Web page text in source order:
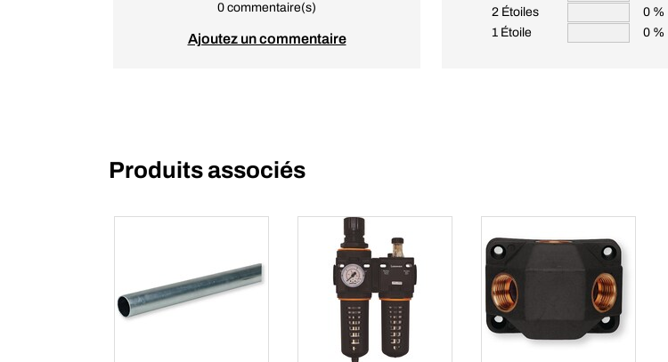
0 commentaire(s)
Ajoutez un commentaire
2 Étoiles
0 %
1 Étoile
0 %
Produits associés